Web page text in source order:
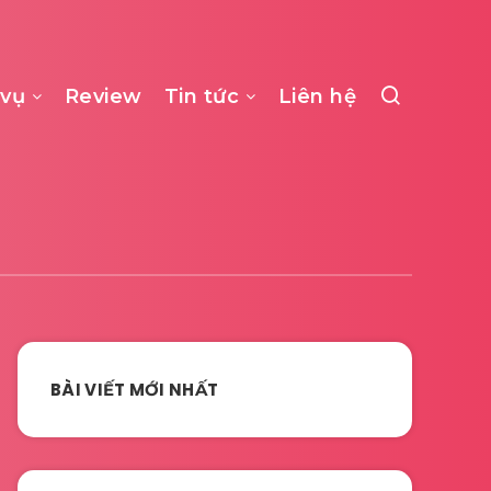
Review Tin tức Liên hệ
BÀI VIẾT MỚI NHẤT